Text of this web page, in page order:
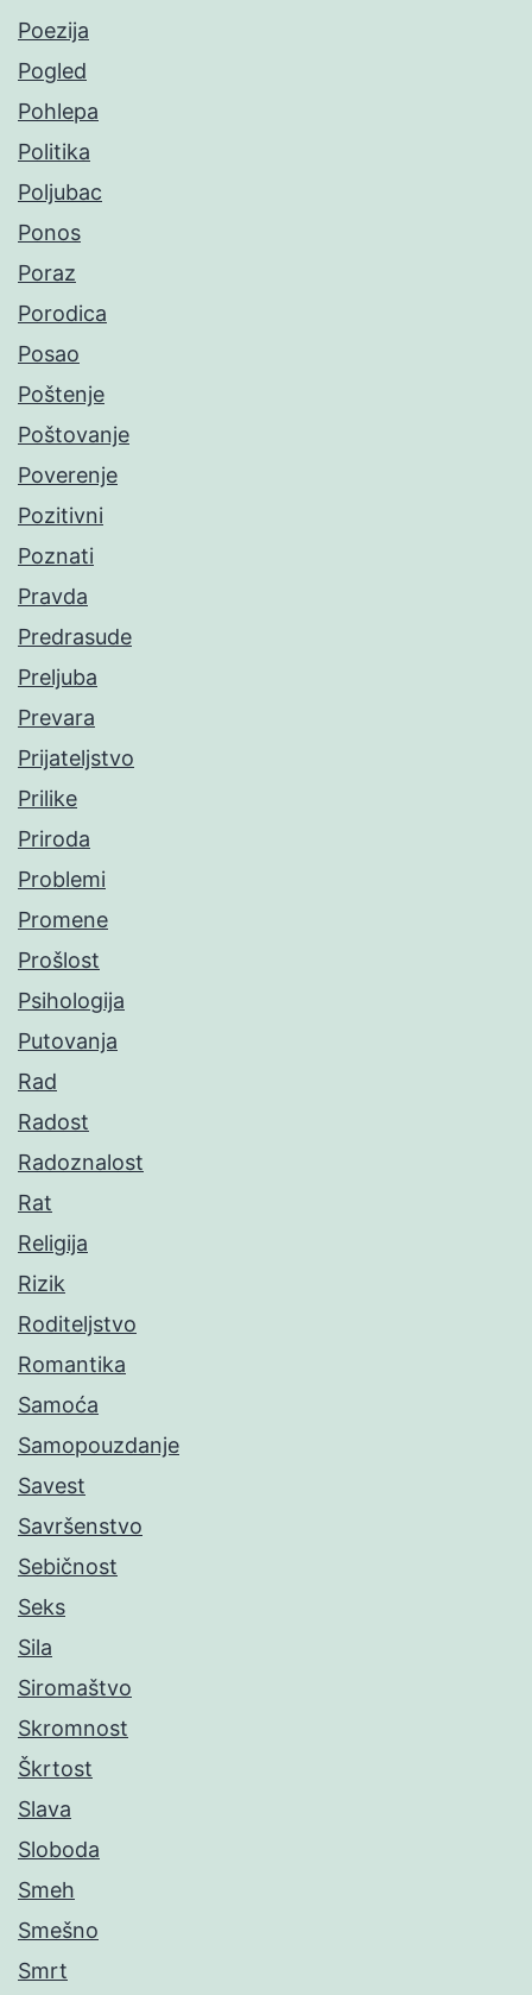
Poezija
Pogled
Pohlepa
Politika
Poljubac
Ponos
Poraz
Porodica
Posao
Poštenje
Poštovanje
Poverenje
Pozitivni
Poznati
Pravda
Predrasude
Preljuba
Prevara
Prijateljstvo
Prilike
Priroda
Problemi
Promene
Prošlost
Psihologija
Putovanja
Rad
Radost
Radoznalost
Rat
Religija
Rizik
Roditeljstvo
Romantika
Samoća
Samopouzdanje
Savest
Savršenstvo
Sebičnost
Seks
Sila
Siromaštvo
Skromnost
Škrtost
Slava
Sloboda
Smeh
Smešno
Smrt